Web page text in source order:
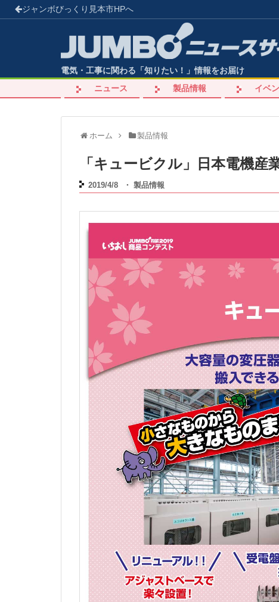
ジャンボびっくり見本市HPへ
電気・工事に関わる「知りたい！」情報をお届け
ニュース
製品情報 イベ
ホーム 製品情報
「キュービクル」日本電機産
2019/4/8 ・ 製品情報